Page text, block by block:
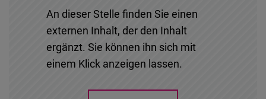
An dieser Stelle finden Sie einen
externen Inhalt, der den Inhalt
ergänzt. Sie können ihn sich mit
einem Klick anzeigen lassen.